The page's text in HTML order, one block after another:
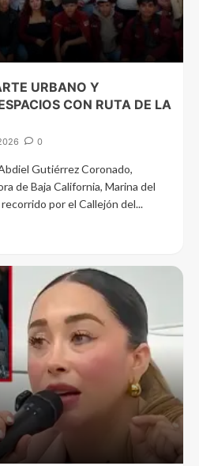
URBANO Y
CON RUTA DE LA
0
Gutiérrez Coronado,
de Baja California, Marina del
por el Callejón del...